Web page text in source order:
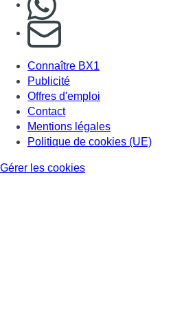
S'abonner à notre newsletter
Connaître BX1
Publicité
Offres d'emploi
Contact
Mentions légales
Politique de cookies (UE)
Gérer les cookies